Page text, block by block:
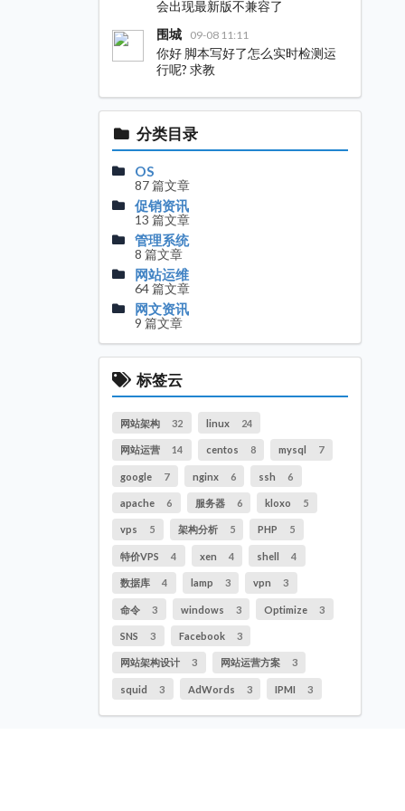
会出现最新版不兼容了
围城
09-08 11:11
你好 脚本写好了怎么实时检测运
行呢? 求教
分类目录
OS
87 篇文章
促销资讯
13 篇文章
管理系统
8 篇文章
网站运维
64 篇文章
网文资讯
9 篇文章
标签云
网站架构 32 linux 24
网站运营 14 centos 8 mysql 7
google 7 nginx 6 ssh 6
apache 6 服务器 6 kloxo 5
vps 5 架构分析 5 PHP 5
特价VPS 4 xen 4 shell 4
数据库 4 lamp 3 vpn 3
命令 3 windows 3 Optimize 3
SNS 3 Facebook 3
网站架构设计 3 网站运营方案 3
squid 3 AdWords 3 IPMI 3